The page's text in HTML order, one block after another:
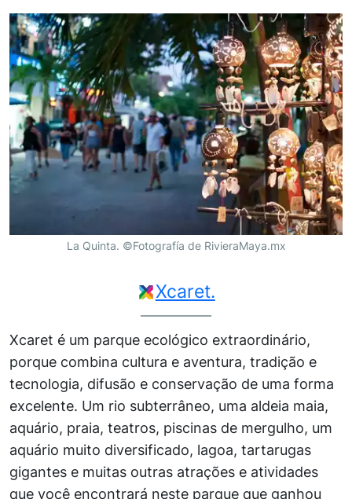
La Quinta. ©Fotografía de RivieraMaya.mx
Xcaret.
Xcaret é um parque ecológico extraordinário,
porque combina cultura e aventura, tradição e
tecnologia, difusão e conservação de uma forma
excelente. Um rio subterrâneo, uma aldeia maia,
aquário, praia, teatros, piscinas de mergulho, um
aquário muito diversificado, lagoa, tartarugas
gigantes e muitas outras atrações e atividades
que você encontrará neste parque que ganhou